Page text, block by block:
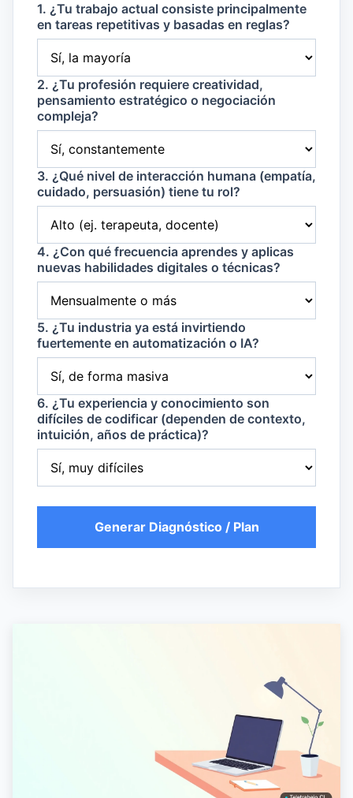
1. ¿Tu trabajo actual consiste principalmente
en tareas repetitivas y basadas en reglas?
2. ¿Tu profesión requiere creatividad,
pensamiento estratégico o negociación
compleja?
3. ¿Qué nivel de interacción humana (empatía,
cuidado, persuasión) tiene tu rol?
4. ¿Con qué frecuencia aprendes y aplicas
nuevas habilidades digitales o técnicas?
5. ¿Tu industria ya está invirtiendo
fuertemente en automatización o IA?
6. ¿Tu experiencia y conocimiento son
difíciles de codificar (dependen de contexto,
intuición, años de práctica)?
Generar Diagnóstico / Plan